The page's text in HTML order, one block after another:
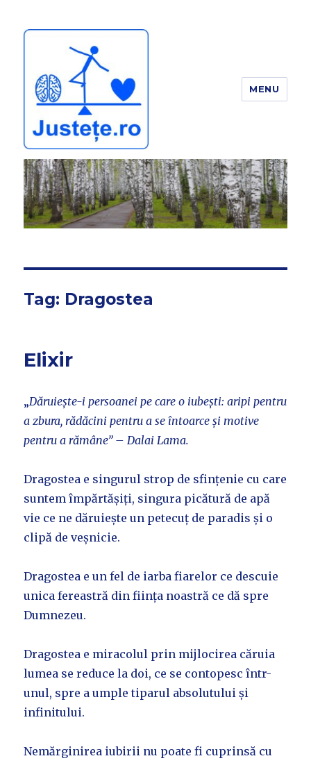
JUSTEȚE
MENU
Tag: Dragostea
Elixir
„Dăruiește-i persoanei pe care o iubești: aripi pentru
a zbura, rădăcini pentru a se întoarce și motive
pentru a rămâne” – Dalai Lama.
Dragostea e singurul strop de sfințenie cu care
suntem împărtășiți, singura picătură de apă
vie ce ne dăruiește un petecuț de paradis și o
clipă de veșnicie.
Dragostea e un fel de iarba fiarelor ce descuie
unica fereastră din ființa noastră ce dă spre
Dumnezeu.
Dragostea e miracolul prin mijlocirea căruia
lumea se reduce la doi, ce se contopesc într-
unul, spre a umple tiparul absolutului și
infinitului.
Nemărginirea iubirii nu poate fi cuprinsă cu